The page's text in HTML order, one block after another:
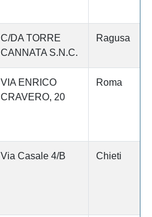
C/DA TORRE
CANNATA S.N.C.
Ragusa
VIA ENRICO
CRAVERO, 20
Roma
Via Casale 4/B Chieti